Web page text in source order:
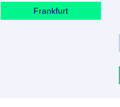
Frankfurt